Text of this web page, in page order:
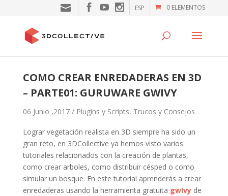
0 ELEMENTOS
ESP
COMO CREAR ENREDADERAS EN 3D
– PARTE01: GURUWARE GWIVY
06 Junio ,2017 / Plugins y Scripts, Trucos y Consejos
Lograr vegetación realista en 3D siempre ha sido un
gran reto, en 3DCollective ya hemos visto varios
tutoriales relacionados con la creación de plantas,
como crear arboles, como distribuir césped o como
simular un bosque. En este tutorial aprenderás a crear
enredaderas usando la herramienta gratuita gwIvyde